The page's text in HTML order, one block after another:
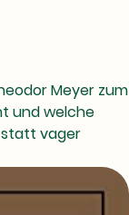
Meyer zum
und welche
statt vager